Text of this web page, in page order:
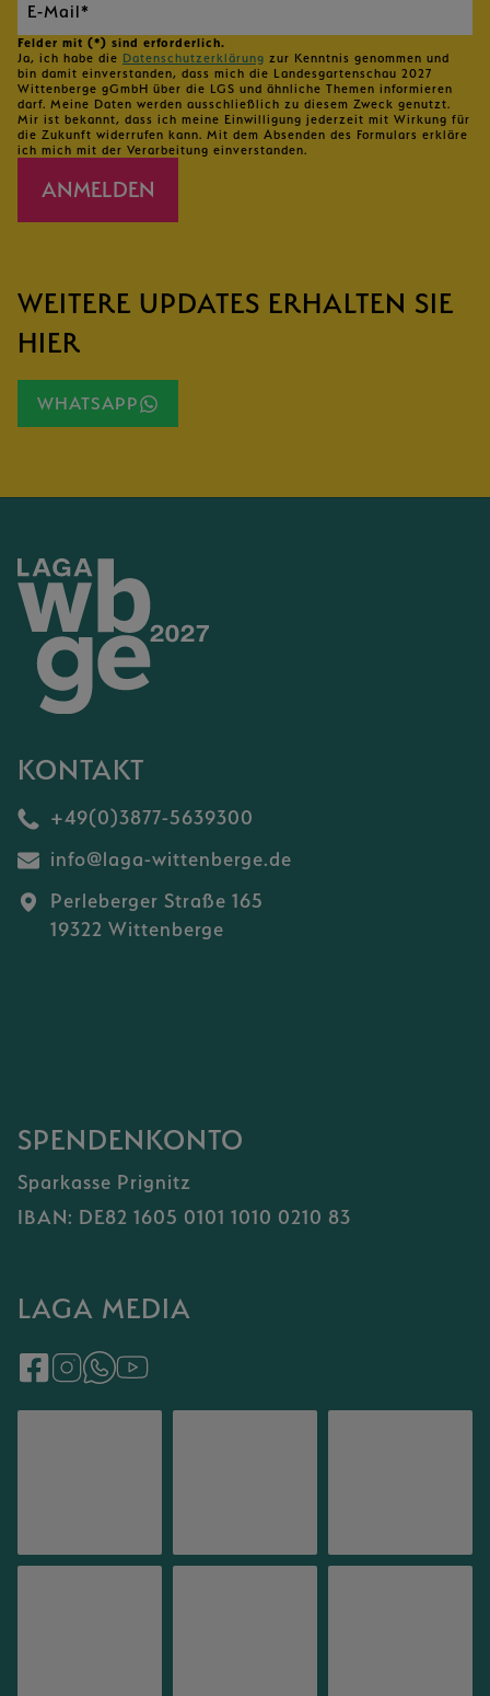
Felder mit (*) sind erforderlich.
Ja, ich habe die Datenschutzerklärung zur Kenntnis genommen und
bin damit einverstanden, dass mich die Landesgartenschau 2027
Wittenberge gGmbH über die LGS und ähnliche Themen informieren
darf. Meine Daten werden ausschließlich zu diesem Zweck genutzt.
Mir ist bekannt, dass ich meine Einwilligung jederzeit mit Wirkung für
die Zukunft widerrufen kann. Mit dem Absenden des Formulars erkläre
ich mich mit der Verarbeitung einverstanden.
ANMELDEN
WEITERE UPDATES ERHALTEN SIE
HIER
WHATSAPP
KONTAKT
+49(0)3877-5639300
info@laga-wittenberge.de
Perleberger Straße 165
19322 Wittenberge
SPENDENKONTO
Sparkasse Prignitz
IBAN: DE82 1605 0101 1010 0210 83
LAGA MEDIA